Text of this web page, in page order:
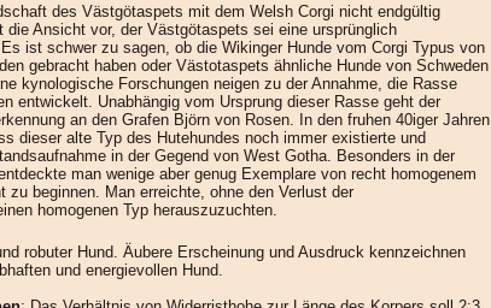
des Västgötaspets mit dem Welsh Corgi nicht endgültig
die Ansicht vor, der Västgötaspets sei eine ursprünglich
ist schwer zu sagen, ob die Wikinger Hunde vom Corgi Typus von
gebracht haben oder Västotaspets ähnliche Hunde von Schweden
kynologische Forschungen neigen zu der Annahme, die Rasse
entwickelt. Unabhängig vom Ursprung dieser Rasse geht der
an den Grafen Björn von Rosen. In den fruhen 40iger Jahren
dieser alte Typ des Hutehundes noch immer existierte und
in der Gegend von West Gotha. Besonders in der
man wenige aber genug Exemplare von recht homogenem
zu beginnen. Man erreichte, ohne den Verlust der
homogenen Typ herauszuzuchten.
robuter Hund. Äubere Erscheinung und Ausdruck kennzeichnen
und energievollen Hund.